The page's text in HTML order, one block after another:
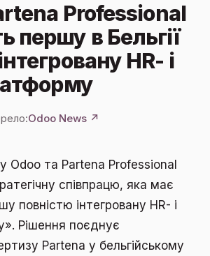
заявку
Professional
першу в Бельгії
HR- і
Odoo News ↗
Odoo та Partena Professional
співпрацю, яка має
повністю інтегровану HR- і
Рішення поєднує
Partena у бельгійському